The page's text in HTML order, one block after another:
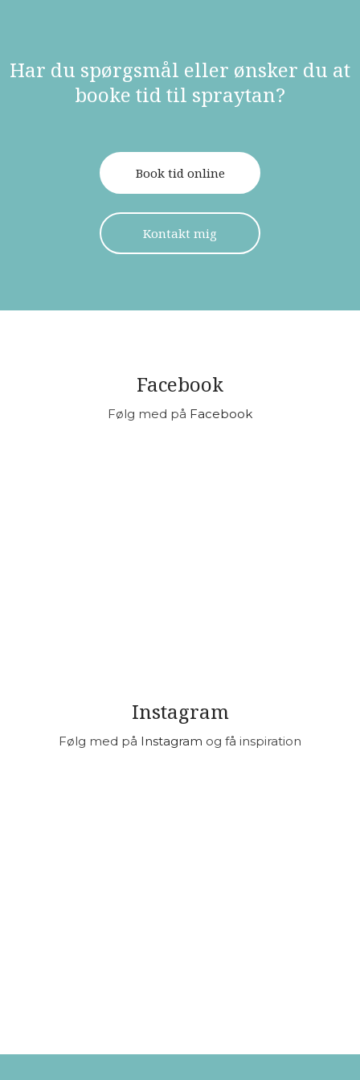
Har du spørgsmål eller ønsker du at
booke tid til spraytan?​
Book tid online
Kontakt mig
​Facebook
Følg med på Facebook
Instagram​
Følg med på Instagram og få inspiration​